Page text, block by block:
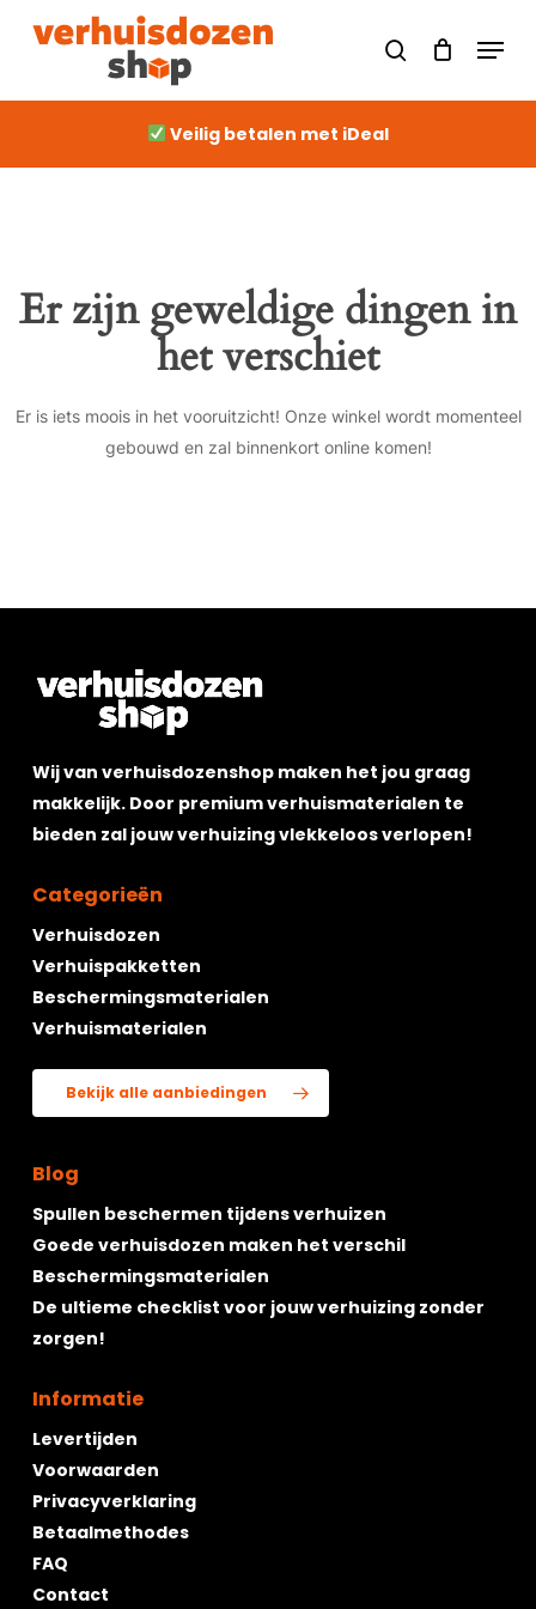
content
search
Cart Close
Geen producten in de winkelwagen.
Veilig betalen met iDeal
Er zijn geweldige dingen in
het verschiet
Er is iets moois in het vooruitzicht! Onze winkel wordt momenteel
gebouwd en zal binnenkort online komen!
Wij van verhuisdozenshop maken het jou graag
makkelijk. Door premium verhuismaterialen te
bieden zal jouw verhuizing vlekkeloos verlopen!
Categorieën
Verhuisdozen
Verhuispakketten
Beschermingsmaterialen
Verhuismaterialen
Bekijk alle aanbiedingen
Blog
Spullen beschermen tijdens verhuizen
Goede verhuisdozen maken het verschil
Beschermingsmaterialen
De ultieme checklist voor jouw verhuizing zonder
zorgen!
Informatie
Levertijden
Voorwaarden
Privacyverklaring
Betaalmethodes
FAQ
Contact